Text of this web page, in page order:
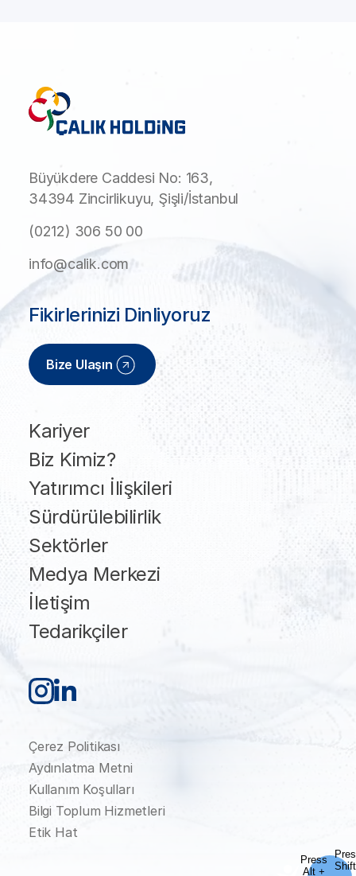
Büyükdere Caddesi No: 163,
34394 Zincirlikuyu, Şişli/İstanbul
(0212) 306 50 00
info@calik.com
Kariyer
Biz Kimiz?
Yatırımcı İlişkileri
Sürdürülebilirlik
Sektörler
Medya Merkezi
İletişim
Tedarikçiler
Fikirlerinizi Dinliyoruz
Bize Ulaşın
Çerez Politikası
Aydınlatma Metni
Kullanım Koşulları
Bilgi Toplum Hizmetleri
Etik Hat